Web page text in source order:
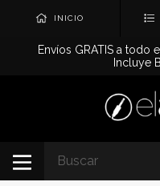
INICIO
Envíos GRATIS a todo
Incluye